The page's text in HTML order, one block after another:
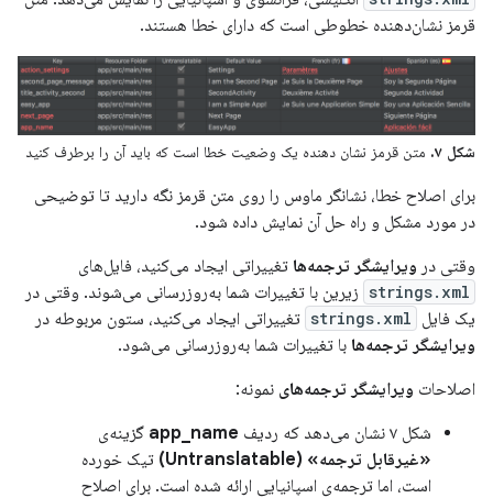
قرمز نشان‌دهنده خطوطی است که دارای خطا هستند.
شکل ۷. متن قرمز نشان دهنده یک وضعیت خطا است که باید آن را برطرف کنید
برای اصلاح خطا، نشانگر ماوس را روی متن قرمز نگه دارید تا توضیحی
در مورد مشکل و راه حل آن نمایش داده شود.
وقتی در ویرایشگر ترجمه‌ها تغییراتی ایجاد می‌کنید، فایل‌های
strings.xml زیرین با تغییرات شما به‌روزرسانی می‌شوند. وقتی در
یک فایل strings.xml تغییراتی ایجاد می‌کنید، ستون مربوطه در
ویرایشگر ترجمه‌ها با تغییرات شما به‌روزرسانی می‌شود.
اصلاحات ویرایشگر ترجمه‌های نمونه:
شکل ۷ نشان می‌دهد که ردیف
app_name گزینه‌ی
«غیرقابل ترجمه» (Untranslatable)
تیک خورده
است، اما ترجمه‌ی اسپانیایی ارائه شده است. برای اصلاح